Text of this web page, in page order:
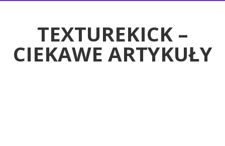
TEXTUREKICK –
CIEKAWE ARTYKUŁY